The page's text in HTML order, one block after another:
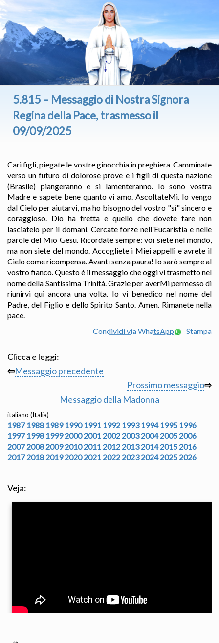
5.815 – Messaggio di Nostra Signora
Regina della Pace, trasmesso il
09/09/2025
Cari figli, piegate le vostre ginocchia in preghiera. Camminate
verso un futuro di dolorose prove e i figli di questa nazione
(Brasile) piangeranno e si lamenteranno. Io sono vostra
Madre e sapete bene quanto vi amo. AscoltateMi. Io vengo
dal Cielo per aiutarvi, ma ho bisogno del vostro "sì" sincero e
coraggioso. Dio ha fretta e quello che dovete fare non
lasciatelo per il domani. Cercate forze nell'Eucaristia e nelle
parole del Mio Gesù. Ricordate sempre: voi siete nel mondo,
ma non siete del mondo. Accogliete i Miei appelli e avrete il
Cielo come ricompensa. Avanti senza paura! Io sarò sempre al
vostro fianco. Questo è il messaggio che oggi vi trasmetto nel
nome della Santissima Trinità. Grazie per averMi permesso di
riunirvi qui ancora una volta. Io vi benedico nel nome del
Padre, del Figlio e dello Spirito Santo. Amen. Rimanete nella
pace.
Condividi via WhatsApp
Stampa
Clicca e leggi:
⇦Messaggio precedente
Prossimo messaggio⇨
Messaggio della Madonna
italiano (Italia)
1987 1988 1989 1990 1991 1992 1993 1994 1995 1996
1997 1998 1999 2000 2001 2002 2003 2004 2005 2006
2007 2008 2009 2010 2011 2012 2013 2014 2015 2016
2017 2018 2019 2020 2021 2022 2023 2024 2025 2026
Veja: